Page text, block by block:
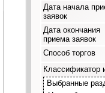
Дата начала
заявок
Дата окончания
приема заявок
Способ торгов
Классификатор
Выбранные